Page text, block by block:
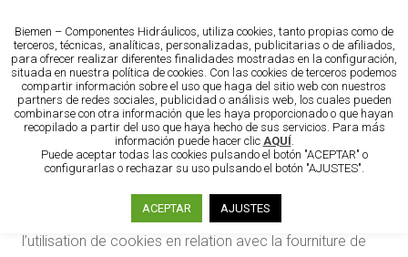
Politique cookies
ANTÉCÉDENTS
Conformément à la réglementation espagnole régissant
l’utilisation de cookies en relation avec la fourniture de
Biemen – Componentes Hidráulicos, utiliza cookies, tanto propias como de
terceros, técnicas, analíticas, personalizadas, publicitarias o de afiliados,
para ofrecer realizar diferentes finalidades mostradas en la configuración,
situada en nuestra política de cookies. Con las cookies de terceros podemos
compartir información sobre el uso que haga del sitio web con nuestros
partners de redes sociales, publicidad o análisis web, los cuales pueden
combinarse con otra información que les haya proporcionado o que hayan
recopilado a partir del uso que haya hecho de sus servicios. Para más
información puede hacer clic AQUÍ.
Puede aceptar todas las cookies pulsando el botón "ACEPTAR" o
configurarlas o rechazar su uso pulsando el botón "AJUSTES".
ACEPTAR AJUSTES